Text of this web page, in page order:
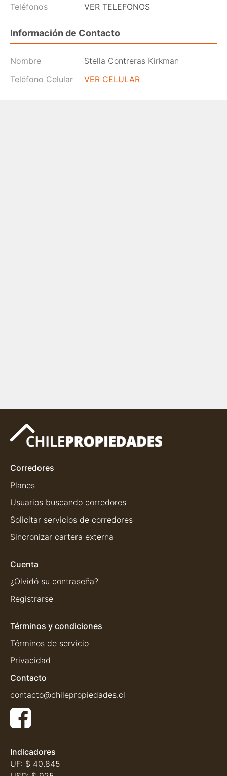
Teléfonos
VER TELEFONOS
Información de Contacto
Nombre
Stella Contreras Kirkman
Teléfono Celular
VER CELULAR
Corredores
Planes
Usuarios buscando corredores
Solicitar servicios de corredores
Sincronizar cartera externa
Cuenta
¿Olvidó su contraseña?
Registrarse
Términos y condiciones
Términos de servicio
Privacidad
Contacto
contacto@chilepropiedades.cl
Indicadores
UF: $ 40.845